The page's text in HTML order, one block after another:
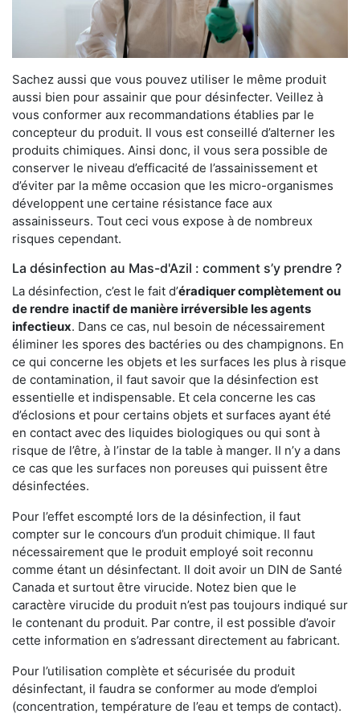
Sachez aussi que vous pouvez utiliser le même produit
aussi bien pour assainir que pour désinfecter. Veillez à
vous conformer aux recommandations établies par le
concepteur du produit. Il vous est conseillé d’alterner les
produits chimiques. Ainsi donc, il vous sera possible de
conserver le niveau d’efficacité de l’assainissement et
d’éviter par la même occasion que les micro-organismes
développent une certaine résistance face aux
assainisseurs. Tout ceci vous expose à de nombreux
risques cependant.
La désinfection au Mas-d'Azil : comment s’y prendre ?
La désinfection, c’est le fait d’éradiquer complètement ou
de rendre inactif de manière irréversible les agents
infectieux. Dans ce cas, nul besoin de nécessairement
éliminer les spores des bactéries ou des champignons. En
ce qui concerne les objets et les surfaces les plus à risque
de contamination, il faut savoir que la désinfection est
essentielle et indispensable. Et cela concerne les cas
d’éclosions et pour certains objets et surfaces ayant été
en contact avec des liquides biologiques ou qui sont à
risque de l’être, à l’instar de la table à manger. II n’y a dans
ce cas que les surfaces non poreuses qui puissent être
désinfectées.
Pour l’effet escompté lors de la désinfection, il faut
compter sur le concours d’un produit chimique. Il faut
nécessairement que le produit employé soit reconnu
comme étant un désinfectant. Il doit avoir un DIN de Santé
Canada et surtout être virucide. Notez bien que le
caractère virucide du produit n’est pas toujours indiqué sur
le contenant du produit. Par contre, il est possible d’avoir
cette information en s’adressant directement au fabricant.
Pour l’utilisation complète et sécurisée du produit
désinfectant, il faudra se conformer au mode d’emploi
(concentration, température de l’eau et temps de contact).